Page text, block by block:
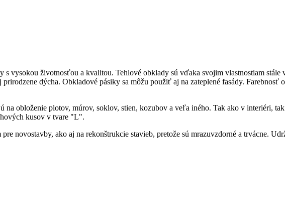
s vysokou životnosťou a kvalitou. Tehlové obklady sú vďaka svojim vlastnostiam stále
dýcha. Obkladové pásiky sa môžu použiť aj na zateplené fasády. Farebnosť
na obloženie plotov, múrov, soklov, stien, kozubov a veľa iného. Tak ako v interiéri,
kusov v tvare "L".
novostavby, ako aj na rekonštrukcie stavieb, pretože sú mrazuvzdorné a trvácne.